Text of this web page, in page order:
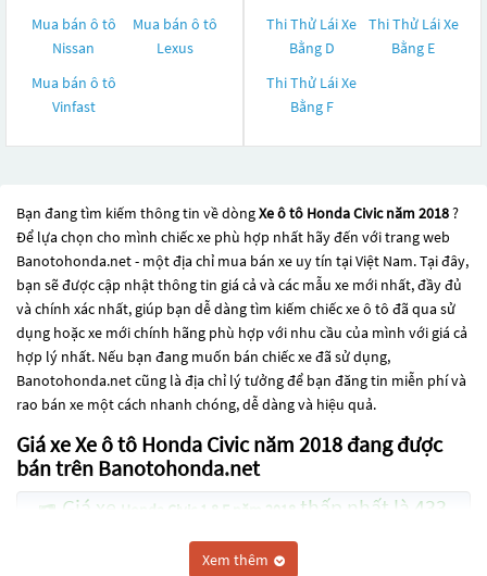
Mua bán ô tô
Nissan
Mua bán ô tô
Lexus
Mua bán ô tô
Vinfast
Thi Thử Lái Xe
Bằng D
Thi Thử Lái Xe
Bằng E
Thi Thử Lái Xe
Bằng F
Bạn đang tìm kiếm thông tin về dòngXe ô tô Honda Civic năm 2018?
Để lựa chọn cho mình chiếc xe phù hợp nhất hãy đến với trang web
Banotohonda.net - một địa chỉ mua bán xe uy tín tại Việt Nam. Tại đây,
bạn sẽ được cập nhật thông tin giá cả và các mẫu xe mới nhất, đầy đủ
và chính xác nhất, giúp bạn dễ dàng tìm kiếm chiếc xe ô tô đã qua sử
dụng hoặc xe mới chính hãng phù hợp với nhu cầu của mình với giá cả
hợp lý nhất. Nếu bạn đang muốn bán chiếc xe đã sử dụng,
Banotohonda.net cũng là địa chỉ lý tưởng để bạn đăng tin miễn phí và
rao bán xe một cách nhanh chóng, dễ dàng và hiệu quả.
Giá xe Xe ô tô Honda Civic năm 2018 đang được
bán trên Banotohonda.net
Giá xe Honda Civic 1.8 E năm 2018 thấp nhất là 433
Xem thêm